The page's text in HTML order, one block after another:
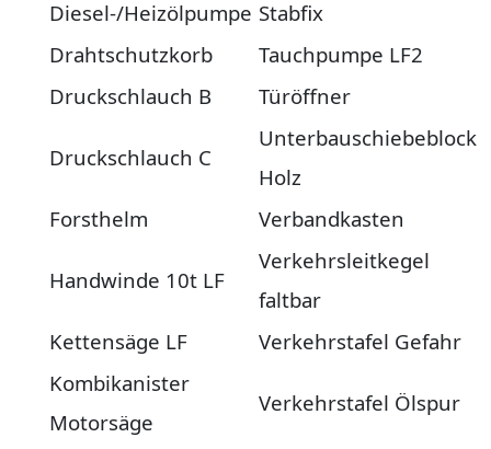
Diesel-/Heizölpumpe Stabfix
Drahtschutzkorb
Tauchpumpe LF2
Druckschlauch B
Türöffner
Druckschlauch C
Unterbauschiebeblock
Holz
Forsthelm
Verbandkasten
Handwinde 10t LF
Verkehrsleitkegel
faltbar
Kettensäge LF
Verkehrstafel Gefahr
Kombikanister
Motorsäge
Verkehrstafel Ölspur